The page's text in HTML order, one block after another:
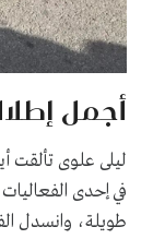
أجمل
ليلى علوى تألقت
في إحدى
طويلة، وانسدل